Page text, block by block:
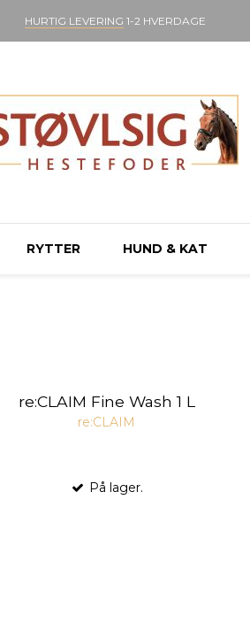
HURTIG LEVERING 1-2 HVERDAGE
RYTTER HUND & KAT
re:CLAIM Fine Wash 1 L
re:CLAIM
På lager.